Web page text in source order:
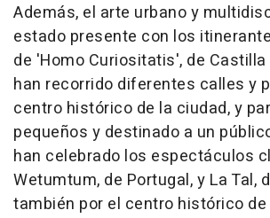
Además, el arte urbano y
estado presente con los
de 'Homo Curiositatis', de Castilla
han recorrido diferentes calles y
centro histórico de la ciudad, y
pequeños y destinado a un
han celebrado los espectáculos
Wetumtum, de Portugal, y La Tal,
también por el centro histórico